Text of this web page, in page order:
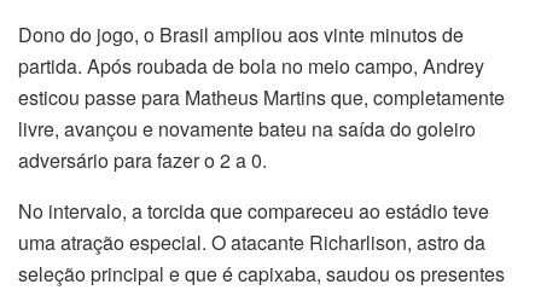
Dono do jogo, o Brasil ampliou aos vinte minutos de
partida. Após roubada de bola no meio campo, Andrey
esticou passe para Matheus Martins que, completamente
livre, avançou e novamente bateu na saída do goleiro
adversário para fazer o 2 a 0.
No intervalo, a torcida que compareceu ao estádio teve
uma atração especial. O atacante Richarlison, astro da
seleção principal e que é capixaba, saudou os presentes